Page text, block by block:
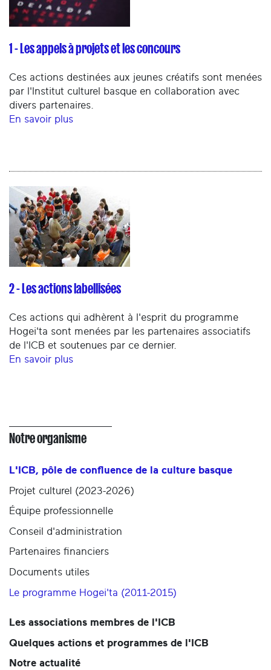
1 - Les appels à projets et les concours
Ces actions destinées aux jeunes créatifs sont menées
par l'Institut culturel basque en collaboration avec
divers partenaires.
En savoir plus
2 - Les actions labellisées
Ces actions qui adhèrent à l'esprit du programme
Hogei'ta sont menées par les partenaires associatifs
de l'ICB et soutenues par ce dernier.
En savoir plus
Notre organisme
L'ICB, pôle de confluence de la culture basque
Projet culturel (2023-2026)
Équipe professionnelle
Conseil d'administration
Partenaires financiers
Documents utiles
Le programme Hogei'ta (2011-2015)
Les associations membres de l'ICB
Quelques actions et programmes de l'ICB
Notre actualité